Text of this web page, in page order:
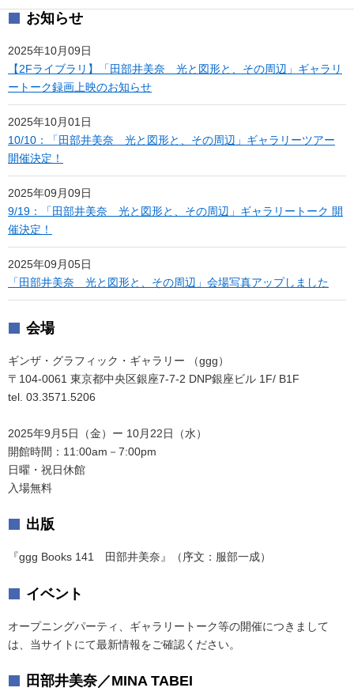
お知らせ
2025年10月09日
【2Fライブラリ】「田部井美奈 光と図形と、その周辺」ギャラリ
ートーク録画上映のお知らせ
2025年10月01日
10/10：「田部井美奈 光と図形と、その周辺」ギャラリーツアー
開催決定！
2025年09月09日
9/19：「田部井美奈 光と図形と、その周辺」ギャラリートーク 開
催決定！
2025年09月05日
「田部井美奈 光と図形と、その周辺」会場写真アップしました
会場
ギンザ・グラフィック・ギャラリー （ggg）
〒104-0061 東京都中央区銀座7-7-2 DNP銀座ビル 1F/ B1F
tel. 03.3571.5206
2025年9月5日（金）ー 10月22日（水）
開館時間：11:00am－7:00pm
日曜・祝日休館
入場無料
出版
『ggg Books 141 田部井美奈』（序文：服部一成）
イベント
オープニングパーティ、ギャラリートーク等の開催につきまして
は、当サイトにて最新情報をご確認ください。
田部井美奈／MINA TABEI